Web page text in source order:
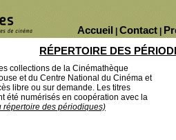
Contact
Accueil
RÉPERTOIRE DES
collections de la Cinémathèque
et du Centre National du Cinéma et
libre ou sur demande. Les titres
été numérisés en coopération avec la
des périodiques)